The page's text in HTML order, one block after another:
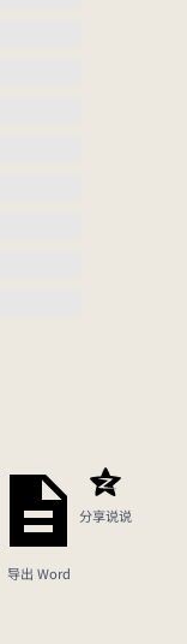
导出 Word
分享说说